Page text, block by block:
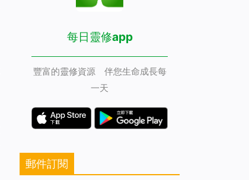
每日靈修app
豐富的靈修資源 伴您生命成長每
一天
郵件訂閱